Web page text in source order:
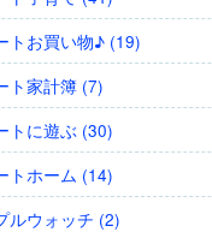
トお買い物♪ (19)
ト家計簿 (7)
トに遊ぶ (30)
トホーム (14)
ルウォッチ (2)